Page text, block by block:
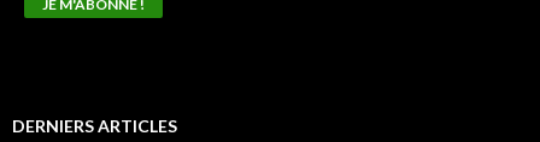
DERNIERS ARTICLES